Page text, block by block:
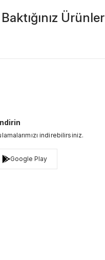
Ürünler
indirebilirsiniz.
Google Play